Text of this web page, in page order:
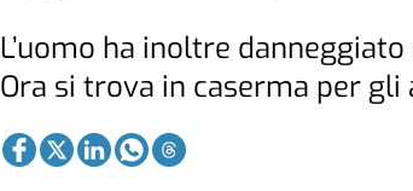
L’uomo ha inoltre
Ora si trova in caserma per